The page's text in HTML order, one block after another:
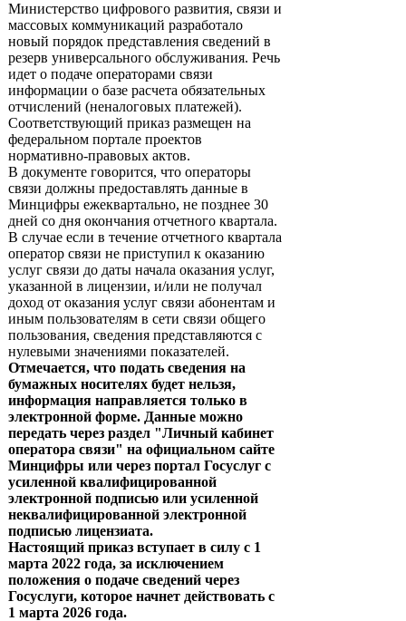
Министерство цифрового развития, связи и
массовых коммуникаций разработало
новый порядок представления сведений в
резерв универсального обслуживания. Речь
идет о подаче операторами связи
информации о базе расчета обязательных
отчислений (неналоговых платежей).
Соответствующий приказ размещен на
федеральном портале проектов
нормативно-правовых актов.
В документе говорится, что операторы
связи должны предоставлять данные в
Минцифры ежеквартально, не позднее 30
дней со дня окончания отчетного квартала.
В случае если в течение отчетного квартала
оператор связи не приступил к оказанию
услуг связи до даты начала оказания услуг,
указанной в лицензии, и/или не получал
доход от оказания услуг связи абонентам и
иным пользователям в сети связи общего
пользования, сведения представляются с
нулевыми значениями показателей.
Отмечается, что подать сведения на
бумажных носителях будет нельзя,
информация направляется только в
электронной форме. Данные можно
передать через раздел "Личный кабинет
оператора связи" на официальном сайте
Минцифры или через портал Госуслуг с
усиленной квалифицированной
электронной подписью или усиленной
неквалифицированной электронной
подписью лицензиата.
Настоящий приказ вступает в силу с 1
марта 2022 года, за исключением
положения о подаче сведений через
Госуслуги, которое начнет действовать с
1 марта 2026 года.